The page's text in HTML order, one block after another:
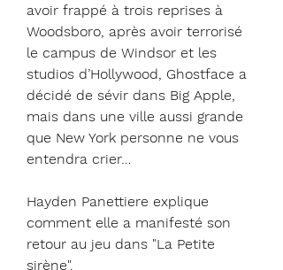
avoir frappé à trois reprises à
Woodsboro, après avoir terrorisé
le campus de Windsor et les
studios d’Hollywood, Ghostface a
décidé de sévir dans Big Apple,
mais dans une ville aussi grande
que New York personne ne vous
entendra crier…
Hayden Panettiere explique
comment elle a manifesté son
retour au jeu dans "La Petite
sirène".